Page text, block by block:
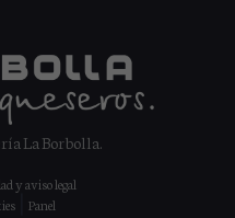
La Borbolla.
yaviso legal
|Panel